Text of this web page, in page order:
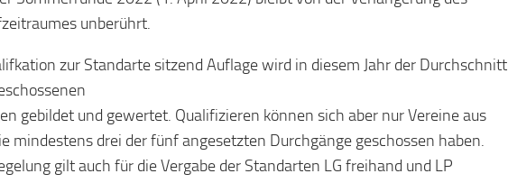
unberührt.
zur Standarte sitzend Auflage wird in diesem Jahr der Durchschnitt
gebildet und gewertet. Qualifizieren können sich aber nur Vereine aus
mindestens drei der fünf angesetzten Durchgänge geschossen haben.
gilt auch für die Vergabe der Standarten LG freihand und LP